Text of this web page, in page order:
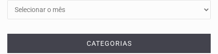
CATEGORIAS